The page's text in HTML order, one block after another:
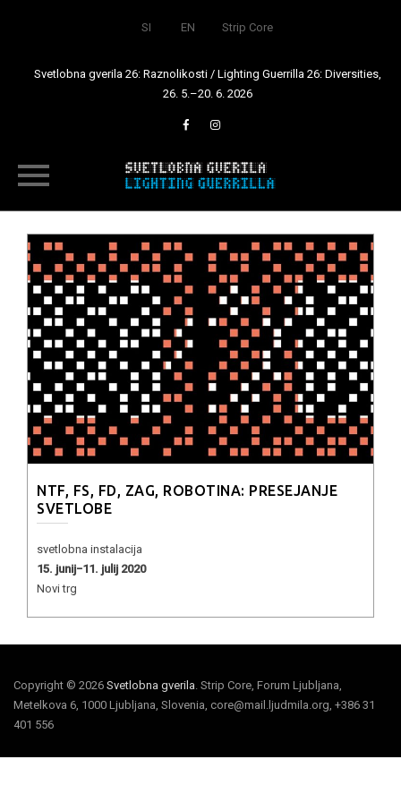
SI EN Strip Core
Svetlobna gverila 26: Raznolikosti / Lighting Guerrilla 26: Diversities,
26. 5.–20. 6. 2026
content
NTF, FS, FD, ZAG, ROBOTINA: PRESEJANJE
SVETLOBE
svetlobna instalacija
15. junij−11. julij 2020
Novi trg
Copyright © 2026 Svetlobna gverila. Strip Core, Forum Ljubljana,
Metelkova 6, 1000 Ljubljana, Slovenia, core@mail.ljudmila.org, +386 31
401 556